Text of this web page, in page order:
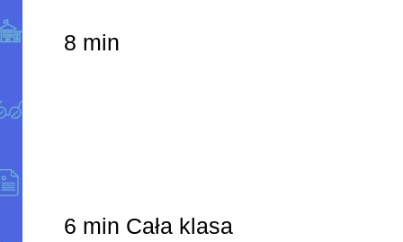
8 min
6 min Cała klasa